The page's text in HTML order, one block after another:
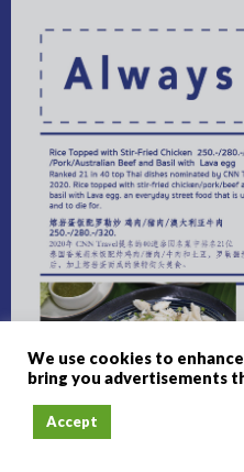
We use cookies to
bring you advertisements
Accept